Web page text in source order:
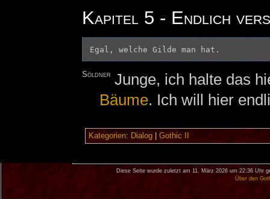
Kapitel 5 - Endlich
Söldner Junge, ich halte das
Bäume. Ich will hier
Kategorien: Dialog| Gothic II
Diese Seite wurde zuletzt am 11. März 2026 um 22:36 Uhr
Über den